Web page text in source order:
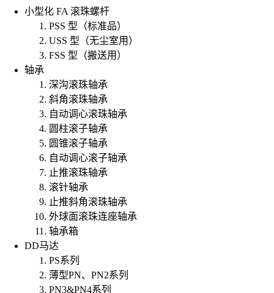
小型化 FA 滚珠螺杆
PSS 型（标准品）
USS 型（无尘室用）
FSS 型（搬送用）
轴承
深沟滚珠轴承
斜角滚珠轴承
自动调心滚珠轴承
圆柱滚子轴承
圆锥滚子轴承
自动调心滚子轴承
止推滚珠轴承
滚针轴承
止推斜角滚珠轴承
外球面滚珠连座轴承
轴承箱
DD马达
PS系列
薄型PN、PN2系列
PN3&PN4系列